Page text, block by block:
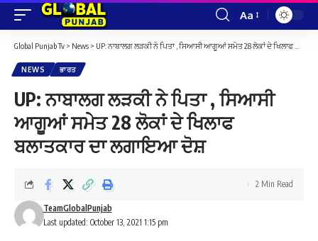
Font
Resizer
Aa
Global Punjab Tv > News > UP: ਨਾਬਾਲਗ ਲੜਕੀ ਨੇ ਪਿਤਾ , ਸਿਆਸੀ ਆਗੂਆਂ ਸਮੇਤ 28 ਲੋਕਾਂ ਦੇ ਖਿਲਾਫ ਬਲਾਤਕਾਰ ਦਾ ਲਗਾਇਆ ਦੋਸ਼
NEWS ਭਾਰਤ
UP: ਨਾਬਾਲਗ ਲੜਕੀ ਨੇ ਪਿਤਾ , ਸਿਆਸੀ
ਆਗੂਆਂ ਸਮੇਤ 28 ਲੋਕਾਂ ਦੇ ਖਿਲਾਫ
ਬਲਾਤਕਾਰ ਦਾ ਲਗਾਇਆ ਦੋਸ਼
Last updated: October 13, 2021 1:15 pm
TeamGlobalPunjab
2 Min Read